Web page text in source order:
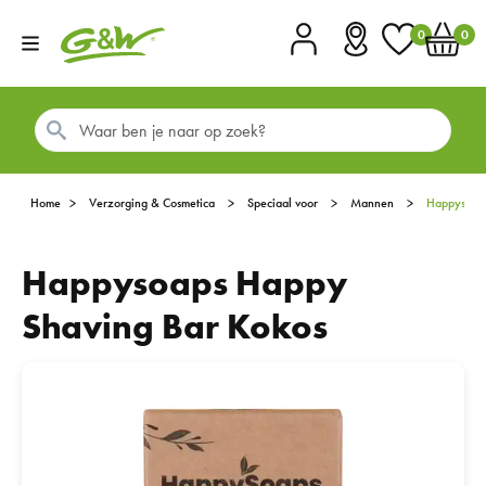
0 0
Home Verzorging & Cosmetica Speciaal voor Mannen
Happysoaps Happy
Shaving Bar Kokos